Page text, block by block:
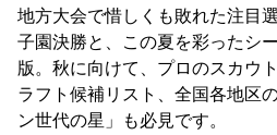
地方大会で惜しくも敗れた注目
子園決勝と、この夏を彩ったシ
版。秋に向けて、プロのスカウ
ラフト候補リスト、全国各地区
ン世代の星」も必見です。